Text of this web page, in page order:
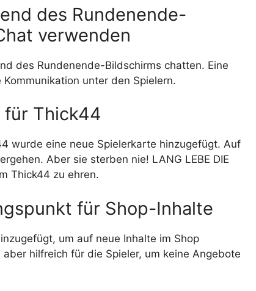
des Rundenende-
verwenden
des Rundenende-Bildschirms chatten. Eine
unter den Spielern.
für Thick44
wurde eine neue Spielerkarte hinzugefügt. Auf
Aber sie sterben nie! LANG LEBE DIE
Thick44 zu ehren.
für Shop-Inhalte
um auf neue Inhalte im Shop
hilfreich für die Spieler, um keine Angebote